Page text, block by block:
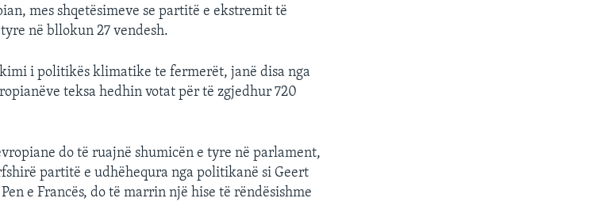
mes shqetësimeve se partitë e ekstremit të
në bllokun 27 vendesh.
i politikës klimatike te fermerët, janë disa nga
teksa hedhin votat për të zgjedhur 720
do të ruajnë shumicën e tyre në parlament,
partitë e udhëhequra nga politikanë si Geert
e Francës, do të marrin një hise të rëndësishme